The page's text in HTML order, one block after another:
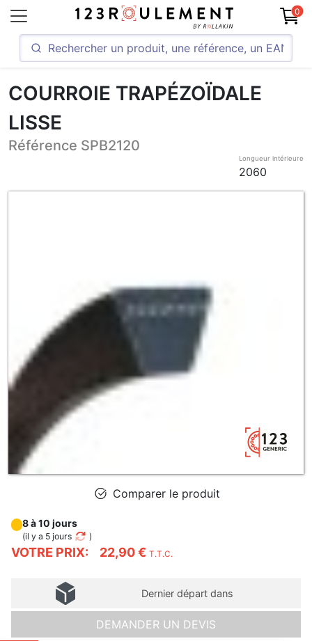
0
COURROIE TRAPÉZOÏDALE
LISSE
Référence SPB2120
Longueur intérieure
2060
Comparer le produit
VOTRE PRIX: 22,90 € T.T.C.
8 à 10 jours
(il y a 5 jours )
Dernier départ dans
DEMANDER UN DEVIS